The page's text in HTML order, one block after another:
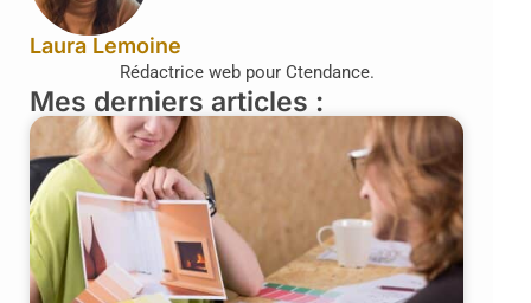
Laura Lemoine
Rédactrice web pour Ctendance.
Mes derniers articles :